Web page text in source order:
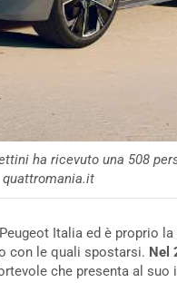
ha ricevuto una 508
quattromania.it
Italia ed è proprio
con le quali spostarsi. Nel
che presenta al